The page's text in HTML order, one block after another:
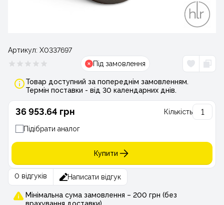
Артикул: Х0337697
Під замовлення
Товар доступний за попереднім замовленням.
Термін поставки - від 30 календарних днів.
36 953.64 грн Кількість
Підібрати аналог
Купити
0 відгуків Написати відгук
Мінімальна сума замовлення – 200 грн (без